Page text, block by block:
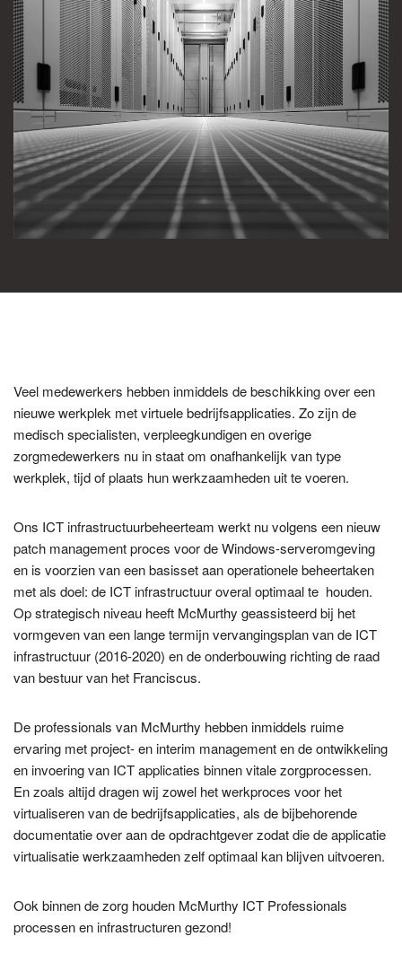
Veel medewerkers hebben inmiddels de beschikking over een
nieuwe werkplek met virtuele bedrijfsapplicaties. Zo zijn de
medisch specialisten, verpleegkundigen en overige
zorgmedewerkers nu in staat om onafhankelijk van type
werkplek, tijd of plaats hun werkzaamheden uit te voeren.
Ons ICT infrastructuurbeheerteam werkt nu volgens een nieuw
patch management proces voor de Windows-serveromgeving
en is voorzien van een basisset aan operationele beheertaken
met als doel: de ICT infrastructuur overal optimaal te houden.
Op strategisch niveau heeft McMurthy geassisteerd bij het
vormgeven van een lange termijn vervangingsplan van de ICT
infrastructuur (2016-2020) en de onderbouwing richting de raad
van bestuur van het Franciscus.
De professionals van McMurthy hebben inmiddels ruime
ervaring met project- en interim management en de ontwikkeling
en invoering van ICT applicaties binnen vitale zorgprocessen.
En zoals altijd dragen wij zowel het werkproces voor het
virtualiseren van de bedrijfsapplicaties, als de bijbehorende
documentatie over aan de opdrachtgever zodat die de applicatie
virtualisatie werkzaamheden zelf optimaal kan blijven uitvoeren.
Ook binnen de zorg houden McMurthy ICT Professionals
processen en infrastructuren gezond!